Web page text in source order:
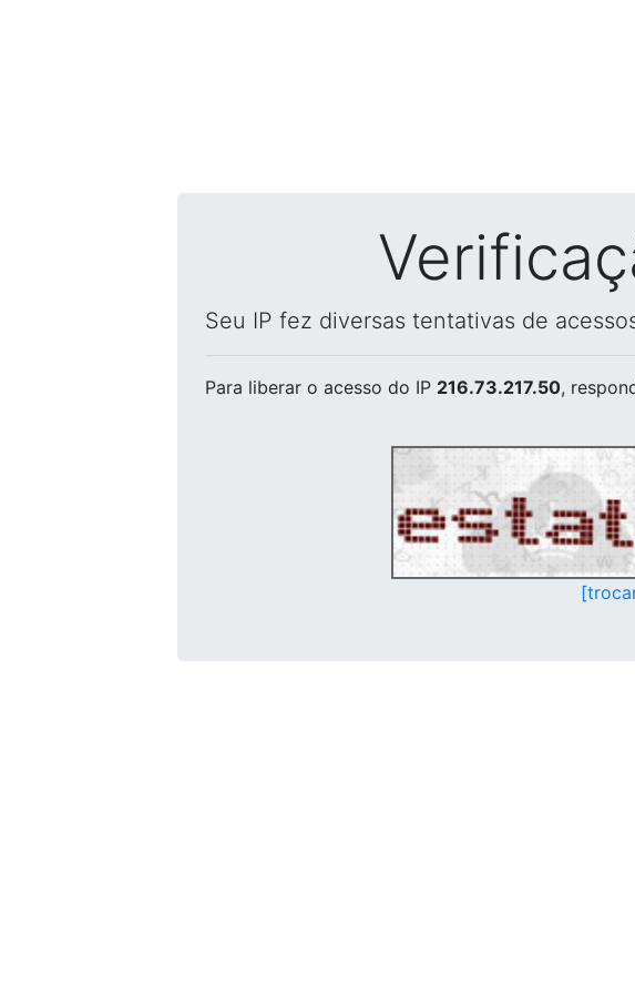
Seu IP fez diversas tentativas de
Para liberar o acesso do IP 216.73.217.50,